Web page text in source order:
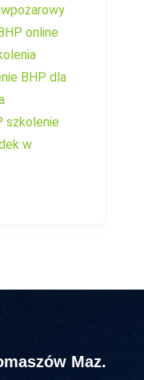
online
BHP dla
szkolenie
w
Maz.